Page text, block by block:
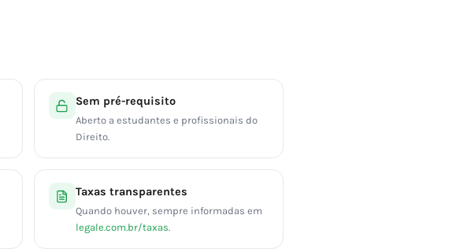
Sem pré-requisito
Aberto a estudantes e profissionais do
Direito.
Taxas transparentes
Quando houver, sempre informadas em
legale.com.br/taxas.